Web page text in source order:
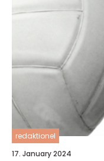
redaktionel
17. January 2024